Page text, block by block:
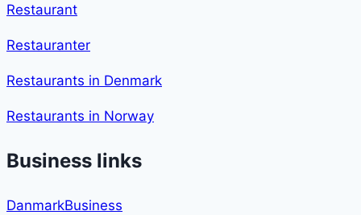
Restaurant
Restauranter
Restaurants in Denmark
Restaurants in Norway
Business links
DanmarkBusiness